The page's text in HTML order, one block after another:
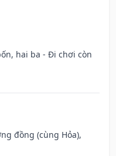
hai ba - Đi chơi còn
đồng (cùng Hỏa),